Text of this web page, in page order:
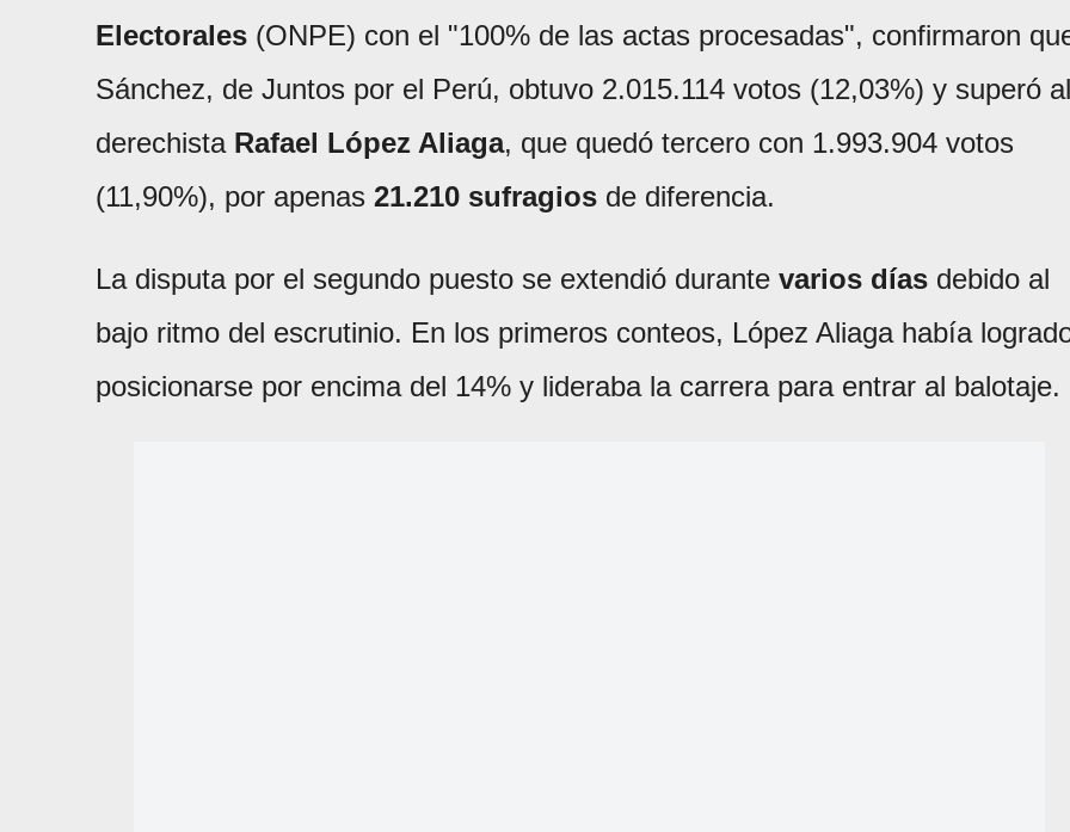
Electorales (ONPE) con el "100% de las actas procesadas", confirmaron
Sánchez, de Juntos por el Perú, obtuvo 2.015.114 votos (12,03%) y superó al
derechista Rafael López Aliaga, que quedó tercero con 1.993.904 votos
(11,90%), por apenas 21.210 sufragios de diferencia.
La disputa por el segundo puesto se extendió durante varios días debido al
bajo ritmo del escrutinio. En los primeros conteos, López Aliaga había
posicionarse por encima del 14% y lideraba la carrera para entrar al balotaje.